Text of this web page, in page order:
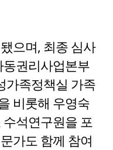
으며, 최종 심사
권리사업본부
가족정책실 가족
비롯해 우영숙
석연구원을 포
가도 함께 참여